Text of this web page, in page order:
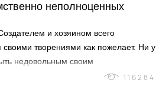
неполноценных
и хозяином всего
творениями как пожелает. Ни у
недовольным своим
является произведением
116284